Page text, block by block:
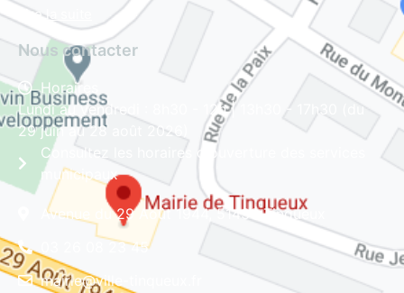
Lire la suite
Nous contacter
Horaires
Lundi au vendredi : 8h30 - 12h | 13h30 - 17h30 (du
29 juin au 28 août 2026)
Consultez les horaires d'ouverture des services
municipaux
Avenue du 29 Août 1944, 51430 Tinqueux
03 26 08 23 45
mairie@ville-tinqueux.fr